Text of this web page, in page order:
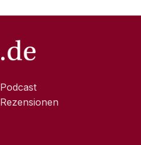
Podcast
Rezensionen